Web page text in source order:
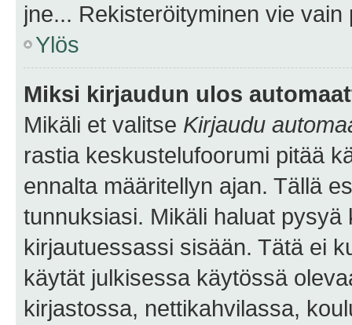
jne... Rekisteröityminen vie
Ylös
Miksi kirjaudun ulos
Mikäli et valitse Kirjaudu
rastia keskustelufoorumi pitää
ennalta määritellyn ajan. Tällä
tunnuksiasi. Mikäli haluat
kirjautuessassi sisään. Tätä ei
käytät julkisessa käytössä
kirjastossa, nettikahvilassa,